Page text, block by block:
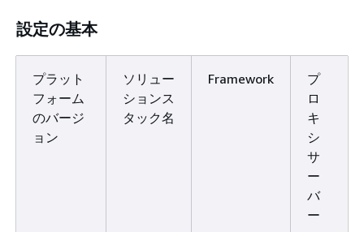
設定の基本
プラット
フォーム
のバージ
ョン
ソリュー
ションス
タック名
Framework
プ
ロ
キ
シ
サ
ー
バ
ー